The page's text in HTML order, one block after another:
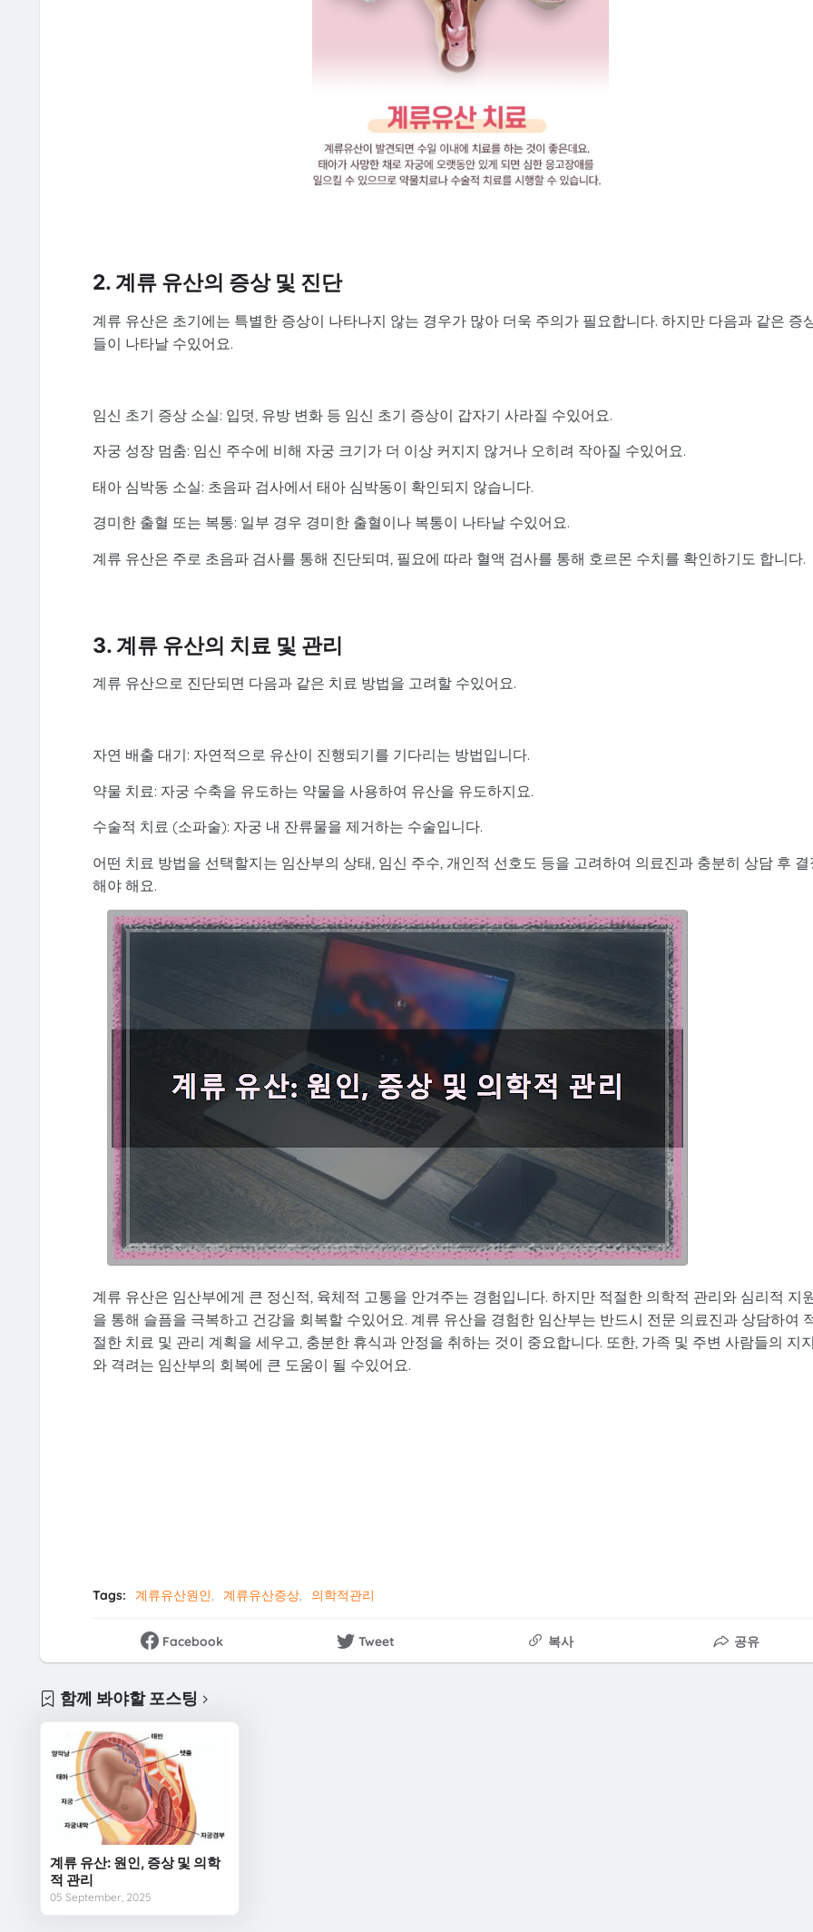
2. 계류 유산의 증상 및 진단
계류 유산은 초기에는 특별한 증상이 나타나지 않는 경우가 많아 더욱 주의가 필요합니다. 하지만 다음과 같은 증
들이 나타날 수있어요.
임신 초기 증상 소실: 입덧, 유방 변화 등 임신 초기 증상이 갑자기 사라질 수있어요.
자궁 성장 멈춤: 임신 주수에 비해 자궁 크기가 더 이상 커지지 않거나 오히려 작아질 수있어요.
태아 심박동 소실: 초음파 검사에서 태아 심박동이 확인되지 않습니다.
경미한 출혈 또는 복통: 일부 경우 경미한 출혈이나 복통이 나타날 수있어요.
계류 유산은 주로 초음파 검사를 통해 진단되며, 필요에 따라 혈액 검사를 통해 호르몬 수치를 확인하기도 합니다.
3. 계류 유산의 치료 및 관리
계류 유산으로 진단되면 다음과 같은 치료 방법을 고려할 수있어요.
자연 배출 대기: 자연적으로 유산이 진행되기를 기다리는 방법입니다.
약물 치료: 자궁 수축을 유도하는 약물을 사용하여 유산을 유도하지요.
수술적 치료 (소파술): 자궁 내 잔류물을 제거하는 수술입니다.
어떤 치료 방법을 선택할지는 임산부의 상태, 임신 주수, 개인적 선호도 등을 고려하여 의료진과 충분히 상담 후 결
해야 해요.
계류 유산은 임산부에게 큰 정신적, 육체적 고통을 안겨주는 경험입니다. 하지만 적절한 의학적 관리와 심리적 지
을 통해 슬픔을 극복하고 건강을 회복할 수있어요. 계류 유산을 경험한 임산부는 반드시 전문 의료진과 상담하여
절한 치료 및 관리 계획을 세우고, 충분한 휴식과 안정을 취하는 것이 중요합니다. 또한, 가족 및 주변 사람들의 지
와 격려는 임산부의 회복에 큰 도움이 될 수있어요.
Tags: 계류유산원인 계류유산증상 의학적관리
Facebook Tweet 복사 공유
함께 봐야할 포스팅
계류 유산: 원인, 증상 및 의학
적 관리
05 September, 2025